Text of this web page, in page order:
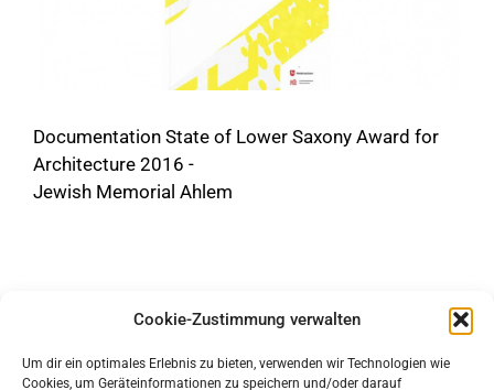
Cookie-Zustimmung verwalten
Um dir ein optimales Erlebnis zu bieten, verwenden wir Technologien wie
Cookies, um Geräteinformationen zu speichern und/oder darauf
Documentation State of Lower Saxony Award for
Architecture 2016 -
Jewish Memorial Ahlem